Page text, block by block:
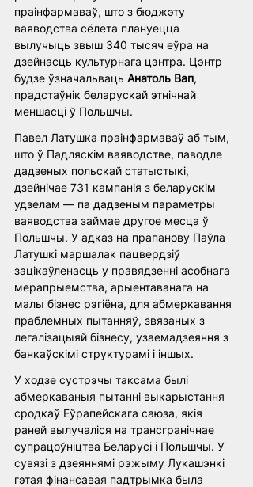
праінфармаваў, што з бюджэту
ваяводства сёлета плануецца
вылучыць звыш 340 тысяч еўра на
дзейнасць культурнага цэнтра. Цэнтр
будзе ўзначальваць Анатоль Вап,
прадстаўнік беларускай этнічнай
меншасці ў Польшчы.
Павел Латушка праінфармаваў аб тым,
што ў Падляскім ваяводстве, паводле
дадзеных польскай статыстыкі,
дзейнічае 731 кампанія з беларускім
удзелам — па дадзеным параметры
ваяводства займае другое месца ў
Польшчы. У адказ на прапанову Паўла
Латушкі маршалак пацвердзіў
зацікаўленасць у правядзенні асобнага
мерапрыемства, арыентаванага на
малы бізнес рэгіёна, для абмеркавання
праблемных пытанняў, звязаных з
легалізацыяй бізнесу, узаемадзеяння з
банкаўскімі структурамі і іншых.
У ходзе сустрэчы таксама былі
абмеркаваныя пытанні выкарыстання
сродкаў Еўрапейскага саюза, якія
раней вылучаліся на трансгранічнае
супрацоўніцтва Беларусі і Польшчы. У
сувязі з дзеяннямі рэжыму Лукашэнкі
гэтая фінансавая падтрымка была